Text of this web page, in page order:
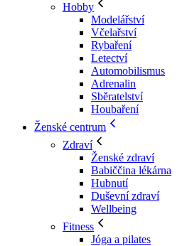
Hobby
Modelářství
Včelařství
Rybaření
Letectví
Automobilismus
Adrenalin
Sběratelství
Houbaření
Ženské centrum
Zdraví
Ženské zdraví
Babiččina lékárna
Hubnutí
Duševní zdraví
Wellbeing
Fitness
Jóga a pilates